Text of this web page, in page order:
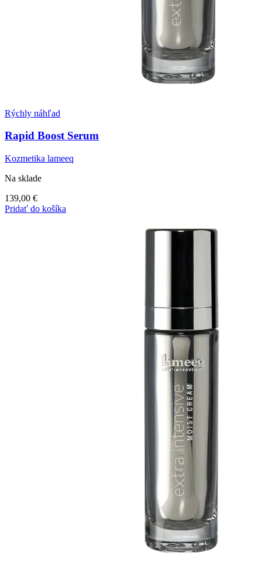
Rýchly náhľad
Rapid Boost Serum
Kozmetika lameeq
Na sklade
139,00 €
Pridať do košíka